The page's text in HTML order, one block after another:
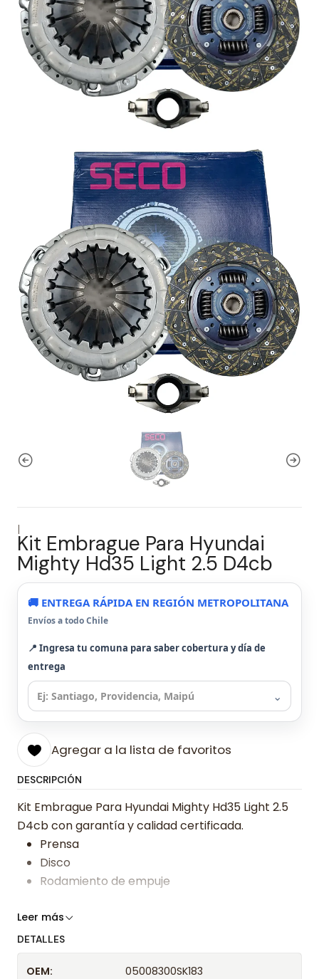
|
Kit Embrague Para Hyundai
Mighty Hd35 Light 2.5 D4cb
🚚 ENTREGA RÁPIDA EN REGIÓN METROPOLITANA
Envíos a todo Chile
📍 Ingresa tu comuna para saber cobertura y día de
entrega
⌄
Agregar a la lista de favoritos
DESCRIPCIÓN
Kit Embrague Para Hyundai Mighty Hd35 Light 2.5
D4cb con garantía y calidad certificada.
Prensa
Disco
Rodamiento de empuje
Somos especialistas en embragues desde 2019,
Leer más
DETALLES
OEM: 05008300SK183